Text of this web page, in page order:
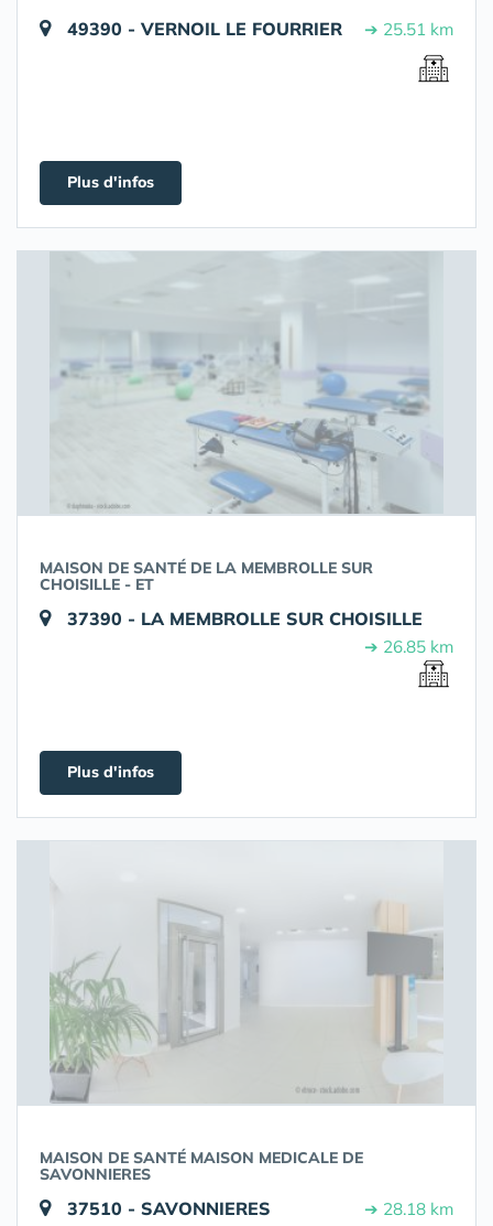
49390 - VERNOIL LE FOURRIER ➔ 25.51 km
Plus d'infos
MAISON DE SANTÉ DE LA MEMBROLLE SUR
CHOISILLE - ET
37390 - LA MEMBROLLE SUR CHOISILLE
➔ 26.85 km
Plus d'infos
MAISON DE SANTÉ MAISON MEDICALE DE
SAVONNIERES
37510 - SAVONNIERES ➔ 28.18 km